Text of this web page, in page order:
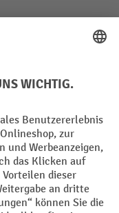
Privacy Settings